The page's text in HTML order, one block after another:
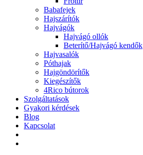
Babafejek
Hajszárítók
Hajvágók
Hajvágó ollók
Beterítő/Hajvágó kendők
Hajvasalók
Póthajak
Hajgöndörítők
Kiegészítők
4Rico bútorok
Szolgáltatások
Gyakori kérdések
Blog
Kapcsolat